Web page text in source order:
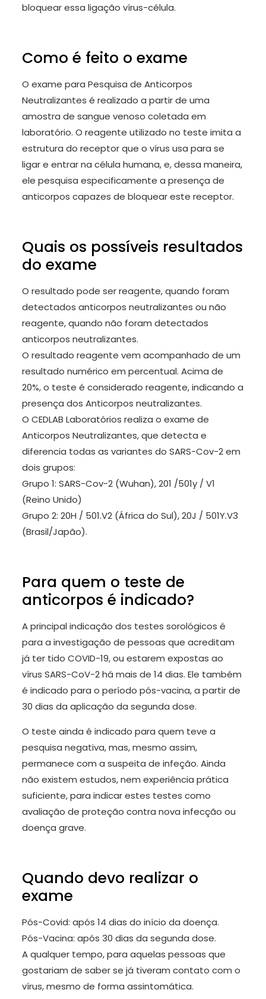
bloquear essa ligação vírus-célula.
Como é feito o exame
O exame para Pesquisa de Anticorpos
Neutralizantes é realizado a partir de uma
amostra de sangue venoso coletada em
laboratório. O reagente utilizado no teste imita a
estrutura do receptor que o vírus usa para se
ligar e entrar na célula humana, e, dessa maneira,
ele pesquisa especificamente a presença de
anticorpos capazes de bloquear este receptor.
Quais os possíveis resultados
do exame
O resultado pode ser reagente, quando foram
detectados anticorpos neutralizantes ou não
reagente, quando não foram detectados
anticorpos neutralizantes.
O resultado reagente vem acompanhado de um
resultado numérico em percentual. Acima de
20%, o teste é considerado reagente, indicando a
presença dos Anticorpos neutralizantes.
O CEDLAB Laboratórios realiza o exame de
Anticorpos Neutralizantes, que detecta e
diferencia todas as variantes do SARS-Cov-2 em
dois grupos:
Grupo 1: SARS-Cov-2 (Wuhan), 201 /501y / V1
(Reino Unido)
Grupo 2: 20H / 501.V2 (África do Sul), 20J / 501Y.V3
(Brasil/Japão).
Para quem o teste de
anticorpos é indicado?
A principal indicação dos testes sorológicos é
para a investigação de pessoas que acreditam
já ter tido COVID-19, ou estarem expostas ao
vírus SARS-CoV-2 há mais de 14 dias. Ele também
é indicado para o período pós-vacina, a partir de
30 dias da aplicação da segunda dose.
O teste ainda é indicado para quem teve a
pesquisa negativa, mas, mesmo assim,
permanece com a suspeita de infeção. Ainda
não existem estudos, nem experiência prática
suficiente, para indicar estes testes como
avaliação de proteção contra nova infecção ou
doença grave.
Quando devo realizar o
exame
Pós-Covid: após 14 dias do início da doença.
Pós-Vacina: após 30 dias da segunda dose.
A qualquer tempo, para aquelas pessoas que
gostariam de saber se já tiveram contato com o
vírus, mesmo de forma assintomática.